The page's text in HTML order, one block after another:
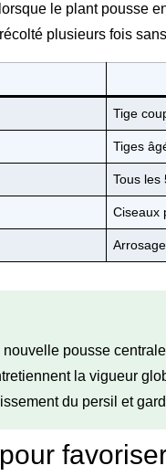
le plant pousse
plusieurs fois
Tige
Tiges
Tous les
Ciseaux
pousse
la vigueur
du persil et